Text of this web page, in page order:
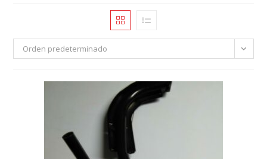
Orden predeterminado